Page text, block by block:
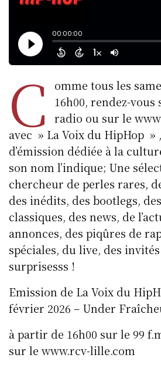
C
omme tous les
16h00, rendez-vous
radio ou sur le
avec » La Voix du HipHop »
d’émission dédiée à la
son nom l’indique; Une
chercheur de perles rares,
des inédits, des bootlegs,
classiques, des news, de
annonces, des piqûres de
spéciales, du live, des
surprisesss !
Emission de La Voix du
février 2026 – Under
à partir de 16h00 sur le 99
sur le www.rcv-lille.com